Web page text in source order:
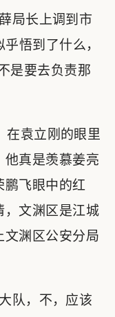
局长上调到市
悟到了什么，
是要去负责那
袁立刚的眼里
他真是羡慕姜亮
鹏飞眼中的红
，文渊区是江城
文渊区公安分局
队，不，应该